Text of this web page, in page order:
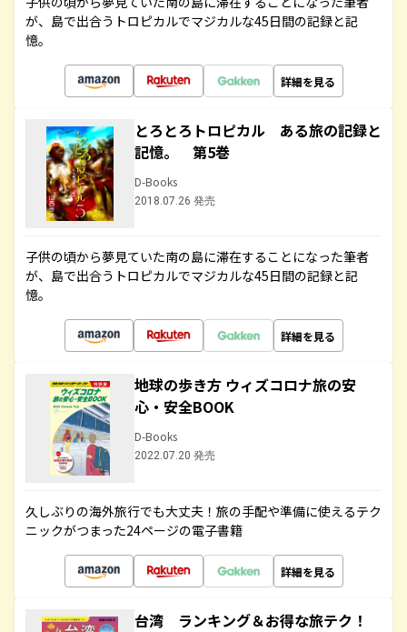
が、島で出合うトロピカルでマジカルな45日間の記録と記
憶。
詳細を見る
とろとろトロピカル ある旅の記録と
記憶。 第5巻
D-Books
2018.07.26 発売
子供の頃から夢見ていた南の島に滞在することになった筆者
が、島で出合うトロピカルでマジカルな45日間の記録と記
憶。
詳細を見る
地球の歩き方 ウィズコロナ旅の安
心・安全BOOK
D-Books
2022.07.20 発売
久しぶりの海外旅行でも大丈夫！旅の手配や準備に使えるテク
ニックがつまった24ページの電子書籍
詳細を見る
台湾 ランキング＆お得な旅テク！